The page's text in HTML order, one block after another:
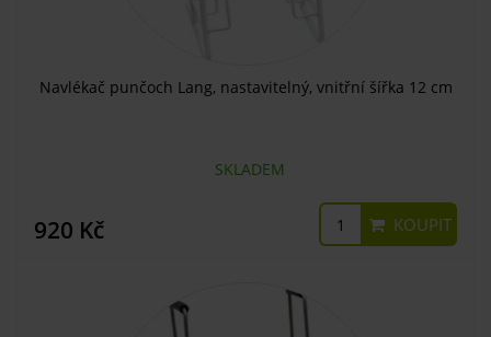
Navlékač punčoch Lang, nastavitelný, vnitřní šířka 12 cm
SKLADEM
920 Kč KOUPIT